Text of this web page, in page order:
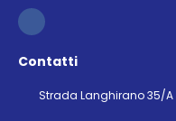
Contatti
Strada Langhirano 35/A